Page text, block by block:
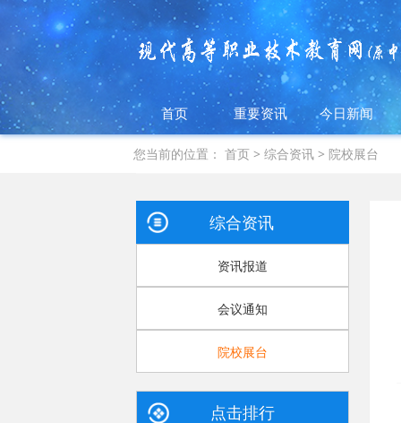
首页 重要资讯 今日新闻
您当前的位置：首页 >综合资讯 >院校展台
综合资讯
资讯报道
会议通知
院校展台
点击排行